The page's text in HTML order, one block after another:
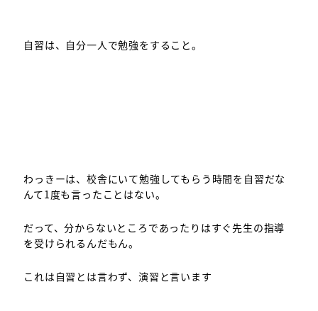
自習は、自分一人で勉強をすること。
わっきーは、校舎にいて勉強してもらう時間を自習だな
んて1度も言ったことはない。
だって、分からないところであったりはすぐ先生の指導
を受けられるんだもん。
これは自習とは言わず、演習と言います